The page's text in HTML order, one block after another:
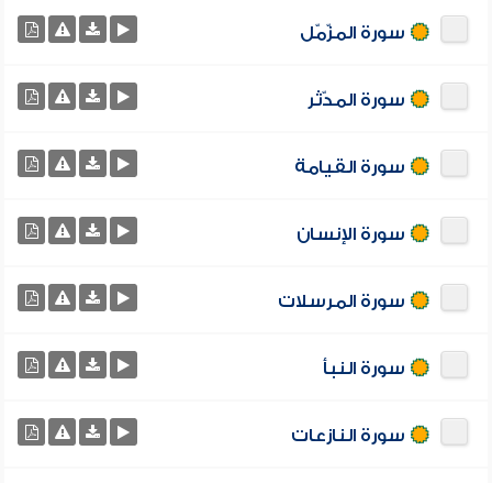
سورة المزّمّل
سورة المدّثر
سورة القيامة
سورة الإنسان
سورة المرسلات
سورة النبأ
سورة النازعات